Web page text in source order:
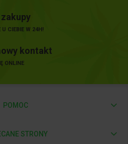
U CIEBIE W 24H!
kontakt
ONLINE
POMOC
STRONY